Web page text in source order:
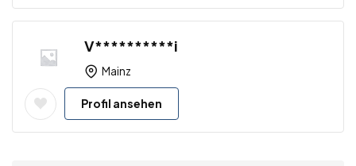
V**********i
Mainz
Profil ansehen